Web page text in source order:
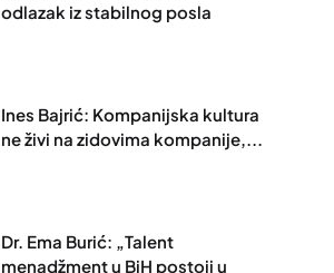
odlazak iz stabilnog posla
Ines Bajrić: Kompanijska kultura
ne živi na zidovima kompanije,...
Dr. Ema Burić: „Talent
menadžment u BiH postoji u